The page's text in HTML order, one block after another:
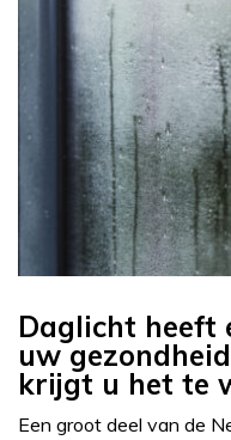
Daglicht heeft
uw
krijgt u het te
Een groot deel van de